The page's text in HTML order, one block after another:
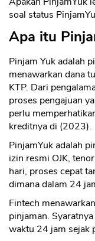
soal status
Apa itu
Pinjam Yuk adalah
menawarkan dana
KTP. Dari
proses pengajuan
perlu
kreditnya di (2023).
PinjamYuk adalah
izin resmi OJK,
hari, proses cepat
dimana dalam 24
Fintech
pinjaman.
waktu 24 jam sejak